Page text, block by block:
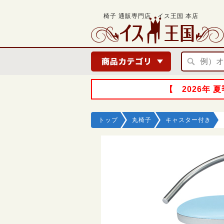
椅子 通販専門店 イス王国 本店
【 2026年 夏
トップ 丸椅子 キャスター付き